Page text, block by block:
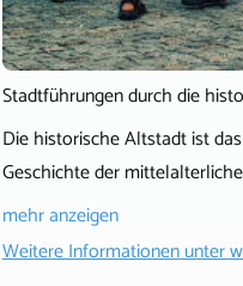
Stadtführungen durch die
Die historische Altstadt ist
Geschichte der
mehr anzeigen
Weitere Informationen unter